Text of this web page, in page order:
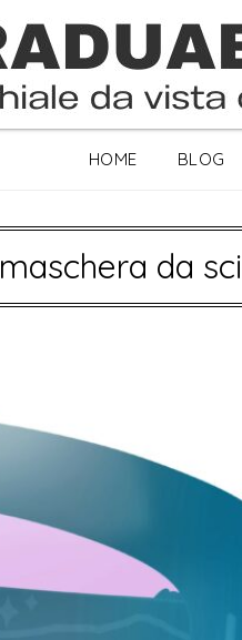
HOME BLOG
maschera da sci